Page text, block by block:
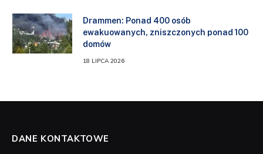
Drammen: Ponad 400 osób
ewakuowanych, zniszczonych ponad 100
domów
18 LIPCA 2026
DANE KONTAKTOWE